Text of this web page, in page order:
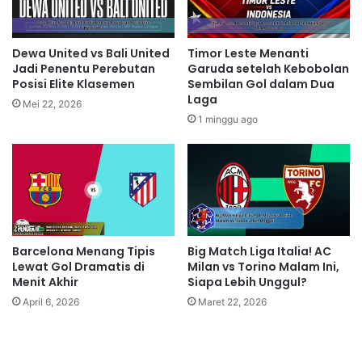
Dewa United vs Bali United
Jadi Penentu Perebutan
Posisi Elite Klasemen
Mei 22, 2026
Timor Leste Menanti
Garuda setelah Kebobolan
Sembilan Gol dalam Dua
Laga
1 minggu ago
Barcelona Menang Tipis
Lewat Gol Dramatis di
Menit Akhir
April 6, 2026
Big Match Liga Italia! AC
Milan vs Torino Malam Ini,
Siapa Lebih Unggul?
Maret 22, 2026